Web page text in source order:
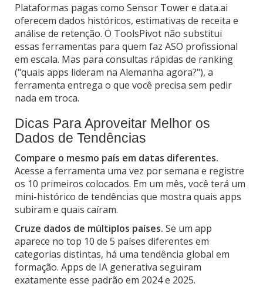
Plataformas pagas como Sensor Tower e data.ai
oferecem dados históricos, estimativas de receita e
análise de retenção. O ToolsPivot não substitui
essas ferramentas para quem faz ASO profissional
em escala. Mas para consultas rápidas de ranking
("quais apps lideram na Alemanha agora?"), a
ferramenta entrega o que você precisa sem pedir
nada em troca.
Dicas Para Aproveitar Melhor os
Dados de Tendências
Compare o mesmo país em datas diferentes.
Acesse a ferramenta uma vez por semana e registre
os 10 primeiros colocados. Em um mês, você terá um
mini-histórico de tendências que mostra quais apps
subiram e quais caíram.
Cruze dados de múltiplos países. Se um app
aparece no top 10 de 5 países diferentes em
categorias distintas, há uma tendência global em
formação. Apps de IA generativa seguiram
exatamente esse padrão em 2024 e 2025.